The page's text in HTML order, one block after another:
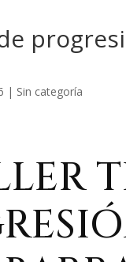
| Sin categoría